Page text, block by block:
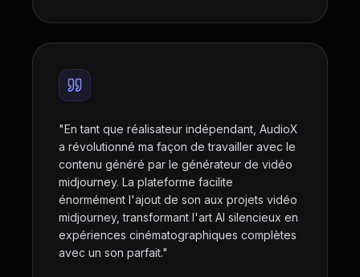
"En tant que réalisateur indépendant, AudioX
a révolutionné ma façon de travailler avec le
contenu généré par le générateur de vidéo
midjourney. La plateforme facilite
énormément l'ajout de son aux projets vidéo
midjourney, transformant l'art AI silencieux en
expériences cinématographiques complètes
avec un son parfait."